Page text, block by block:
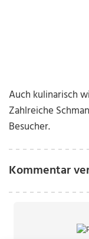
Auch kulinarisch
Zahlreiche
Besucher.
Kommentar